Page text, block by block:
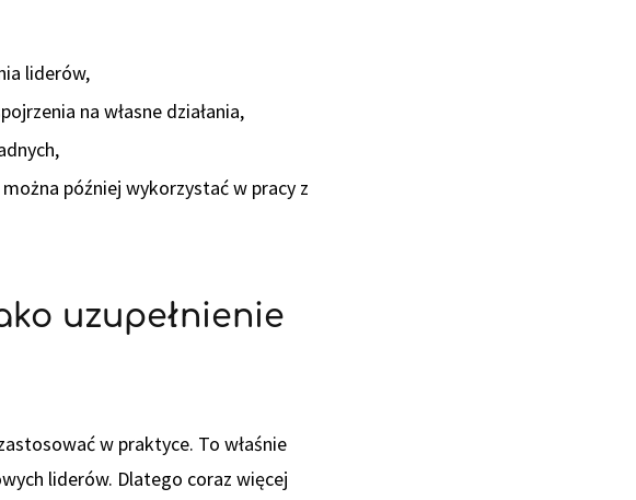
liderów,
na własne działania,
później wykorzystać w pracy z
uzupełnienie
w praktyce. To właśnie
liderów. Dlatego coraz więcej